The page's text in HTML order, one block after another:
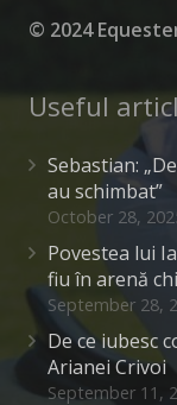
© 2024
Useful
Sebastian:
au schimbat”
October 28,
Povestea lui
fiu în arenă
September 28,
De ce iubesc
Arianei Crivoi
September 11,